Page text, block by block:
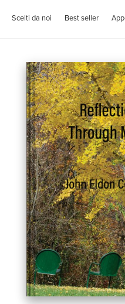
Scelti da noi Best seller